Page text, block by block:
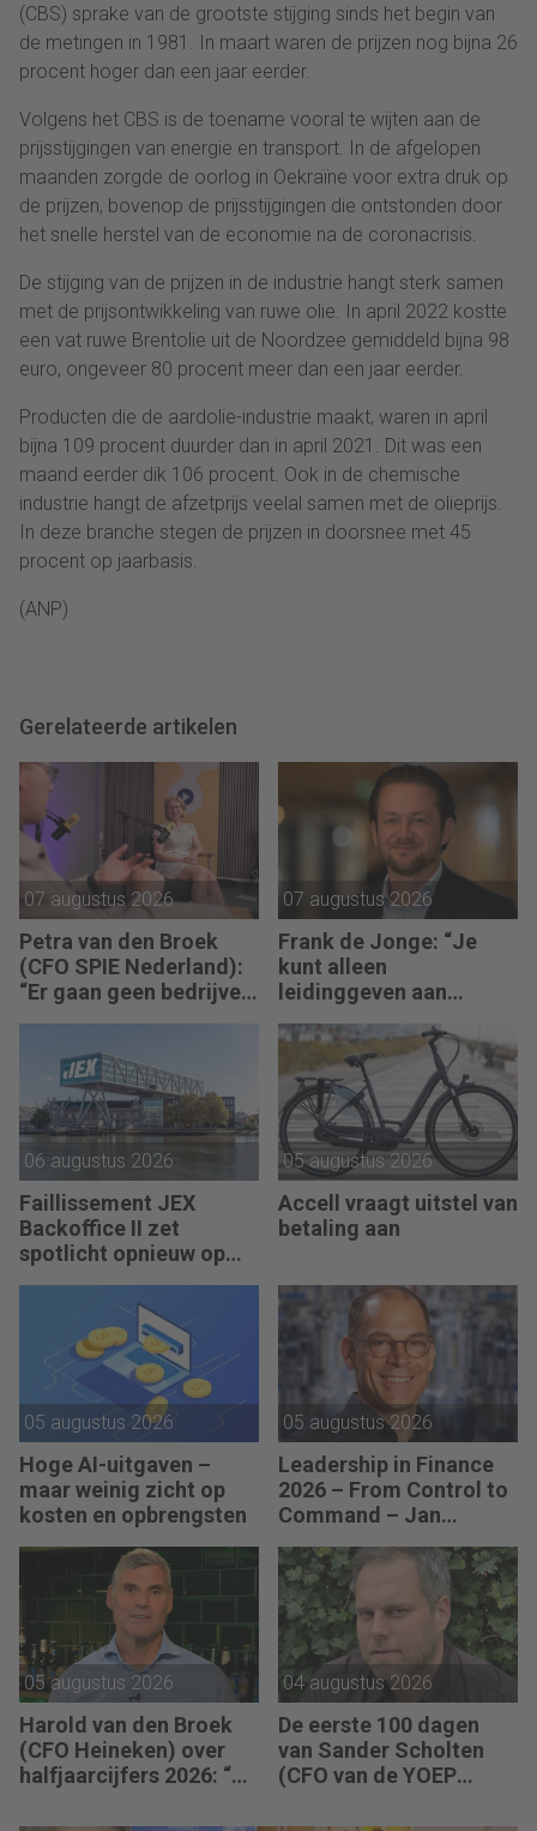
(CBS) sprake van de grootste stijging sinds het begin van
de metingen in 1981. In maart waren de prijzen nog bijna 26
procent hoger dan een jaar eerder.
Volgens het CBS is de toename vooral te wijten aan de
prijsstijgingen van energie en transport. In de afgelopen
maanden zorgde de oorlog in Oekraïne voor extra druk op
de prijzen, bovenop de prijsstijgingen die ontstonden door
het snelle herstel van de economie na de coronacrisis.
De stijging van de prijzen in de industrie hangt sterk samen
met de prijsontwikkeling van ruwe olie. In april 2022 kostte
een vat ruwe Brentolie uit de Noordzee gemiddeld bijna 98
euro, ongeveer 80 procent meer dan een jaar eerder.
Producten die de aardolie-industrie maakt, waren in april
bijna 109 procent duurder dan in april 2021. Dit was een
maand eerder dik 106 procent. Ook in de chemische
industrie hangt de afzetprijs veelal samen met de olieprijs.
In deze branche stegen de prijzen in doorsnee met 45
procent op jaarbasis.
(ANP)
Gerelateerde artikelen
07 augustus 2026
Petra van den Broek
(CFO SPIE Nederland):
“Er gaan geen bedrijven
07 augustus 2026
Frank de Jonge: “Je
kunt alleen
leidinggeven aan
kunt geven aan jezelf.”
06 augustus 2026
Faillissement JEX
Backoffice II zet
spotlicht opnieuw op
05 augustus 2026
Accell vraagt uitstel van
betaling aan
05 augustus 2026
Hoge AI-uitgaven –
maar weinig zicht op
kosten en opbrengsten
05 augustus 2026
Leadership in Finance
2026 – From Control to
Command – Jan
van The Protein
Brewery): “Je moet
vaak met relatief weinig
data toch knopen
doorhakken.”
05 augustus 2026
Harold van den Broek
(CFO Heineken) over
halfjaarcijfers 2026: “De
04 augustus 2026
De eerste 100 dagen
van Sander Scholten
(CFO van de YOEP